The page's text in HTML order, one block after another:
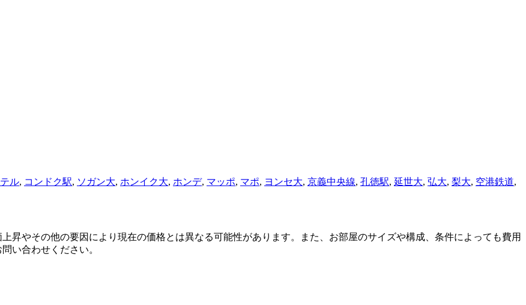
ル, コンドク駅, ソガン大, ホンイク大, ホンデ, マッポ, マポ, ヨンセ大, 京義中央線, 孔徳駅, 延世大, 弘大, 梨大, 空港鉄道,
昇やその他の要因により現在の価格とは異なる可能性があります。また、お部屋のサイズや構成、条件によっても費用
い合わせください。